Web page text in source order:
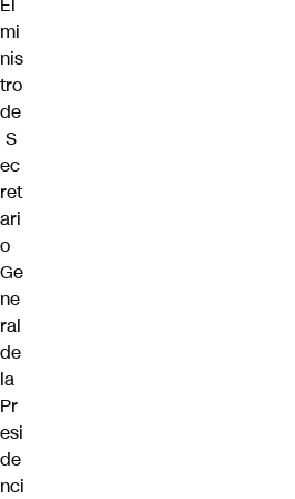
mi
nis
tro
de
S
ec
ret
ari
o
Ge
ne
ral
de
la
Pr
esi
de
nci